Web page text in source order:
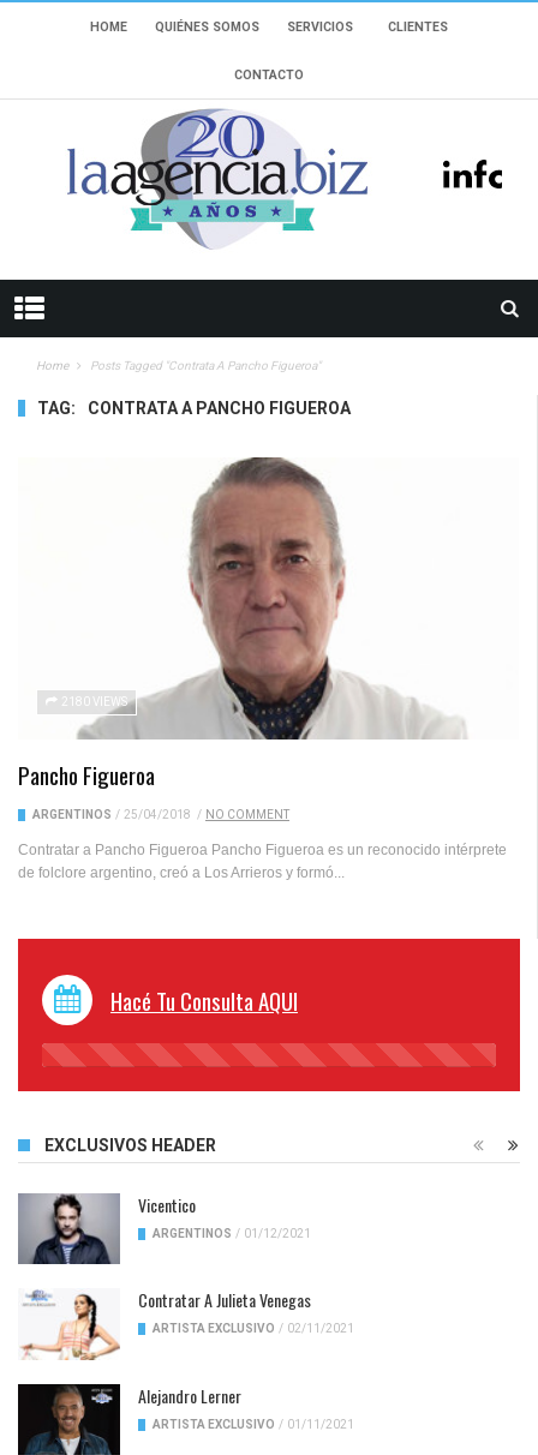
HOME QUIÉNES SOMOS SERVICIOS CLIENTES
CONTACTO
Home Posts Tagged "Contrata A Pancho Figueroa"
TAG: CONTRATA A PANCHO FIGUEROA
2180 VIEWS
Pancho Figueroa
ARGENTINOS / 25/04/2018 / NO COMMENT
Contratar a Pancho Figueroa Pancho Figueroa es un reconocido intérprete
de folclore argentino, creó a Los Arrieros y formó...
Hacé Tu Consulta AQUI
45%
EXCLUSIVOS HEADER
Vicentico
ARGENTINOS / 01/12/2021
Contratar A Julieta Venegas
ARTISTA EXCLUSIVO / 02/11/2021
Alejandro Lerner
ARTISTA EXCLUSIVO / 01/11/2021